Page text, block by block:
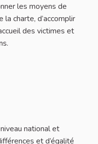
les moyens de
charte, d’accomplir
des victimes et
national et
et d’égalité